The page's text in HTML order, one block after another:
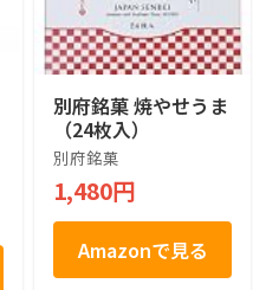
別府銘菓 焼やせうま
（24枚入）
別府銘菓
1,480円
Amazonで見る